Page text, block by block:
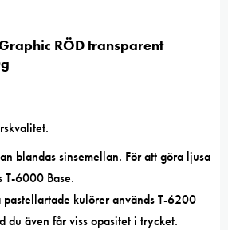
RÖD transparent
blandas sinsemellan. För att göra ljusa
T-6000 Base.
pastellartade kulörer används T-6200
du även får viss opasitet i trycket.